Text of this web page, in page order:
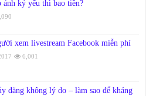
ảnh kỷ yếu thì bao tiền?
xem livestream Facebook miễn phí
6,001
đăng không lý do – làm sao để kháng